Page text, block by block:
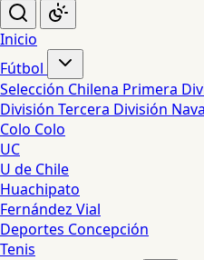
Inicio
Fútbol
Selección Chilena Primera
División Tercera División
Colo Colo
UC
U de Chile
Huachipato
Fernández Vial
Deportes Concepción
Tenis